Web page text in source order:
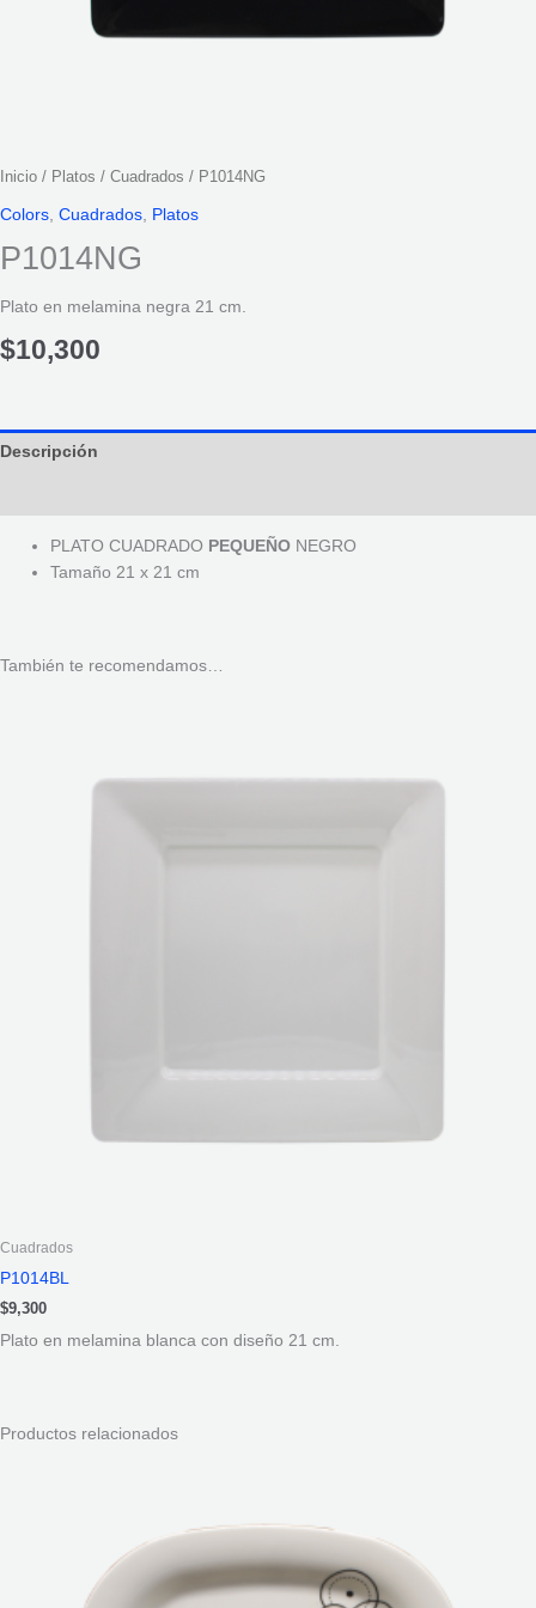
Inicio / Platos / Cuadrados / P1014NG
Colors Cuadrados Platos
P1014NG
Plato en melamina negra 21 cm.
$10,300
Descripción
PLATO CUADRADO PEQUEÑO NEGRO
Tamaño 21 x 21 cm
También te recomendamos…
Cuadrados
P1014BL
$9,300
Plato en melamina blanca con diseño 21 cm.
Productos relacionados